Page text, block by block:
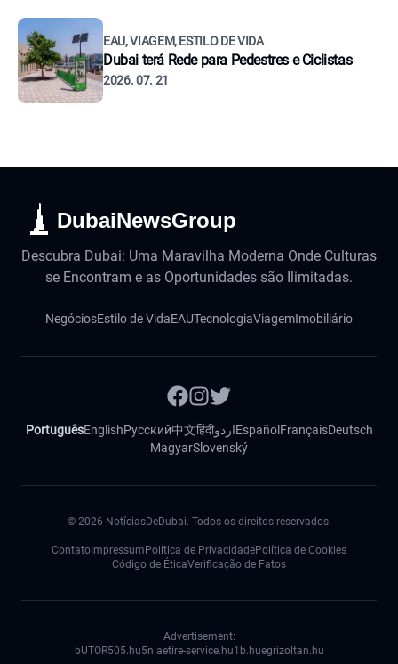
EAU, VIAGEM, ESTILO DE VIDA
Dubai terá Rede para Pedestres e Ciclistas
2026. 07. 21
DubaiNewsGroup
Descubra Dubai: Uma Maravilha Moderna Onde Culturas
se Encontram e as Oportunidades são Ilimitadas.
NegóciosEstilo de VidaEAUTecnologiaViagemImobiliário
PortuguêsEnglishРусский中文हिंदीاردوEspañol FrançaisDeutsch
MagyarSlovenský
© 2026 NotíciasDeDubai. Todos os direitos reservados.
Contato Impressum Política de PrivacidadePolítica de Cookies
Código de ÉticaVerificação de Fatos
Advertisement:
bUTOR505.hu5n.aetire-service.hu1b.huegrizoltan.hu